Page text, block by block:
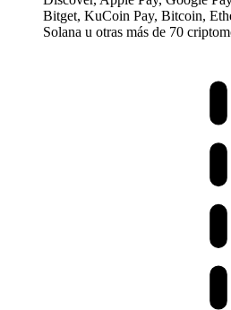
Bitget, KuCoin Pay, Bitcoin,
Solana u otras más de 70